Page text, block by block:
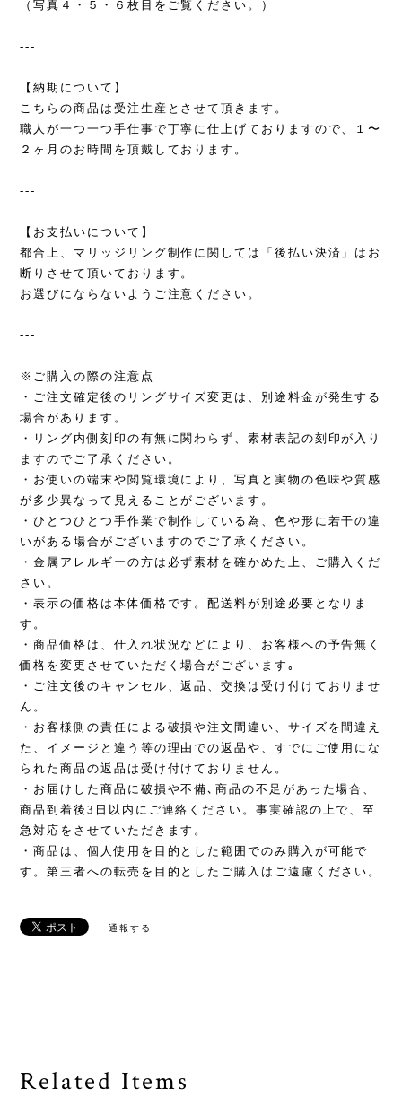
（写真４・５・６枚目をご覧ください。）
---
【納期について】
こちらの商品は受注生産とさせて頂きます。
職人が一つ一つ手仕事で丁寧に仕上げておりますので、１〜
２ヶ月のお時間を頂戴しております。
---
【お支払いについて】
都合上、マリッジリング制作に関しては「後払い決済」はお
断りさせて頂いております。
お選びにならないようご注意ください。
---
※ご購入の際の注意点
・ご注文確定後のリングサイズ変更は、別途料金が発生する
場合があります。
・リング内側刻印の有無に関わらず、素材表記の刻印が入り
ますのでご了承ください。
・お使いの端末や閲覧環境により、写真と実物の色味や質感
が多少異なって見えることがございます。
・ひとつひとつ手作業で制作している為、色や形に若干の違
いがある場合がございますのでご了承ください。
・金属アレルギーの方は必ず素材を確かめた上、ご購入くだ
さい。
・表示の価格は本体価格です。配送料が別途必要となりま
す。
・商品価格は、仕入れ状況などにより、お客様への予告無く
価格を変更させていただく場合がございます｡
・ご注文後のキャンセル、返品、交換は受け付けておりませ
ん。
・お客様側の責任による破損や注文間違い、サイズを間違え
た、イメージと違う等の理由での返品や、すでにご使用にな
られた商品の返品は受け付けておりません。
・お届けした商品に破損や不備､商品の不足があった場合、
商品到着後3日以内にご連絡ください。事実確認の上で、至
急対応をさせていただきます。
・商品は、個人使用を目的とした範囲でのみ購入が可能で
す。第三者への転売を目的としたご購入はご遠慮ください。
通報する
Related Items